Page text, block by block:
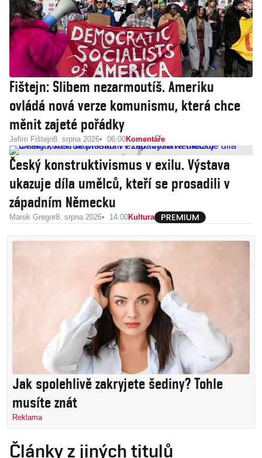
Fištejn: Slibem nezarmoutíš. Ameriku
ovládá nová verze komunismu, která chce
měnit zajeté pořádky
Jefim Fištejn8. srpna 2026 06:00Komentáře
Český konstruktivismus v exilu. Výstava
ukazuje díla umělců, kteří se prosadili v
západním Německu
Marek Gregor8. srpna 2026 14:00Kultura
Jak spolehlivě zakryjete šediny? Tohle
musíte znát
Reklama
Články z jiných titulů